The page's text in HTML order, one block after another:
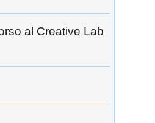
al Creative Lab